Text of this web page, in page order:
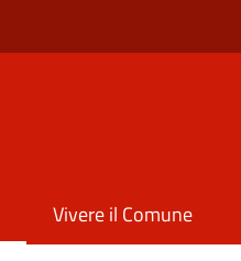
Vivere il Comune